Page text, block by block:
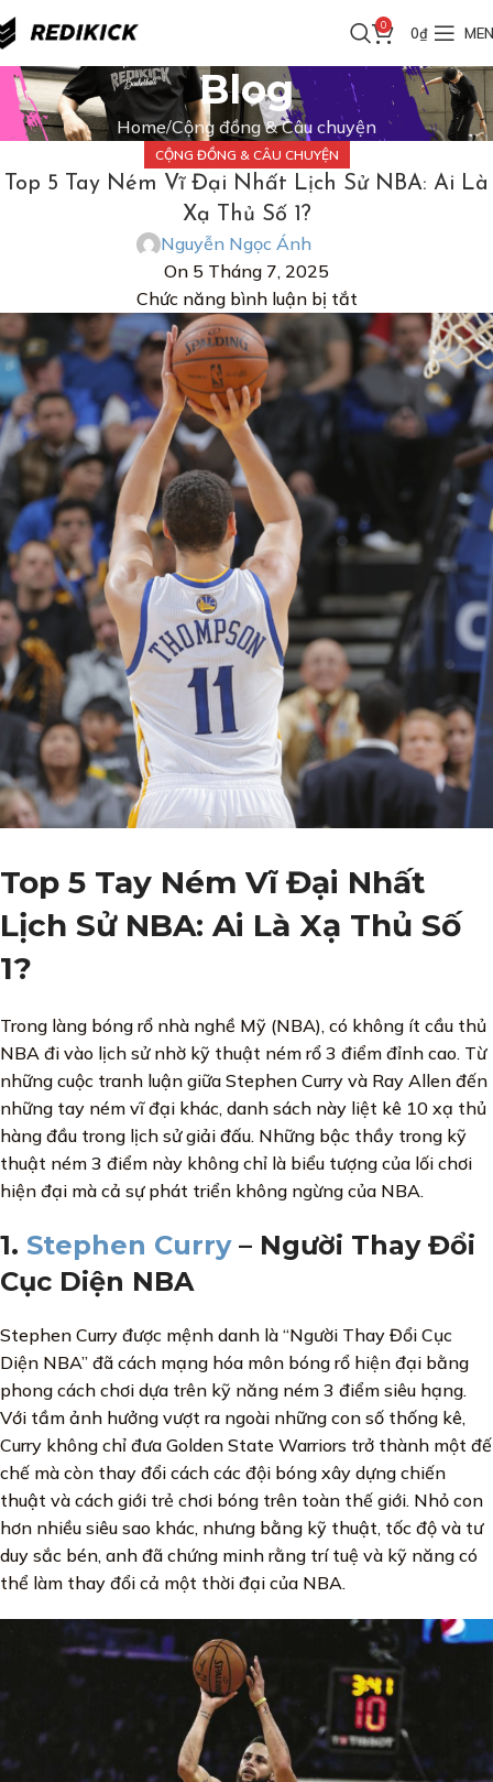
0 0₫
Blog
Home Cộng đồng & Câu chuyện
CỘNG ĐỒNG & CÂU CHUYỆN
Top 5 Tay Ném Vĩ Đại Nhất Lịch Sử NBA: Ai Là
Xạ Thủ Số 1?
Nguyễn Ngọc Ánh
On 5 Tháng 7, 2025
Chức năng bình luận bị tắt
Top 5 Tay Ném Vĩ Đại Nhất
Lịch Sử NBA: Ai Là Xạ Thủ Số
1?
Trong làng bóng rổ nhà nghề Mỹ (NBA), có không ít cầu thủ
NBA đi vào lịch sử nhờ kỹ thuật ném rổ 3 điểm đỉnh cao. Từ
những cuộc tranh luận giữa Stephen Curry và Ray Allen đến
những tay ném vĩ đại khác, danh sách này liệt kê 10 xạ thủ
hàng đầu trong lịch sử giải đấu. Những bậc thầy trong kỹ
thuật ném 3 điểm này không chỉ là biểu tượng của lối chơi
hiện đại mà cả sự phát triển không ngừng của NBA.
1. Stephen Curry– Người Thay Đổi
Cục Diện NBA
Stephen Curry được mệnh danh là “Người Thay Đổi Cục
Diện NBA” đã cách mạng hóa môn bóng rổ hiện đại bằng
phong cách chơi dựa trên kỹ năng ném 3 điểm siêu hạng.
Với tầm ảnh hưởng vượt ra ngoài những con số thống kê,
Curry không chỉ đưa Golden State Warriors trở thành một đế
chế mà còn thay đổi cách các đội bóng xây dựng chiến
thuật và cách giới trẻ chơi bóng trên toàn thế giới. Nhỏ con
hơn nhiều siêu sao khác, nhưng bằng kỹ thuật, tốc độ và tư
duy sắc bén, anh đã chứng minh rằng trí tuệ và kỹ năng có
thể làm thay đổi cả một thời đại của NBA.
FREESHIP đơn từ 200K FREESHIP đơn từ 200K